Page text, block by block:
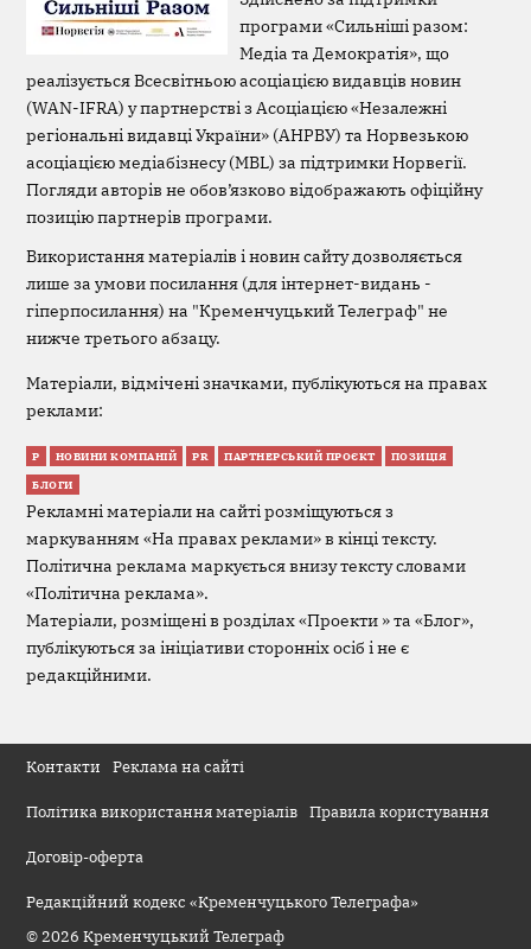
програми «Сильніші разом:
Медіа та Демократія», що
реалізується Всесвітньою асоціацією видавців новин
(WAN-IFRA) у партнерстві з Асоціацією «Незалежні
регіональні видавці України» (АНРВУ) та Норвезькою
асоціацією медіабізнесу (MBL) за підтримки Норвегії.
Погляди авторів не обов’язково відображають офіційну
позицію партнерів програми.
Використання матеріалів і новин сайту дозволяється
лише за умови посилання (для інтернет-видань -
гіперпосилання) на "Кременчуцький Телеграф" не
нижче третього абзацу.
Матеріали, відмічені значками, публікуються на правах
реклами:
Р НОВИНИ КОМПАНІЙ PR ПАРТНЕРСЬКИЙ ПРОЄКТ ПОЗИЦІЯ
БЛОГИ
Рекламні матеріали на сайті розміщуються з
маркуванням «На правах реклами» в кінці тексту.
Політична реклама маркується внизу тексту словами
«Політична реклама».
Матеріали, розміщені в розділах «Проекти » та «Блог»,
публікуються за ініціативи сторонніх осіб і не є
редакційними.
Контакти Реклама на сайті
Політика використання матеріалів Правила користування
Договір-оферта
Редакційний кодекс «Кременчуцького Телеграфа»
© 2026 Кременчуцький Телеграф